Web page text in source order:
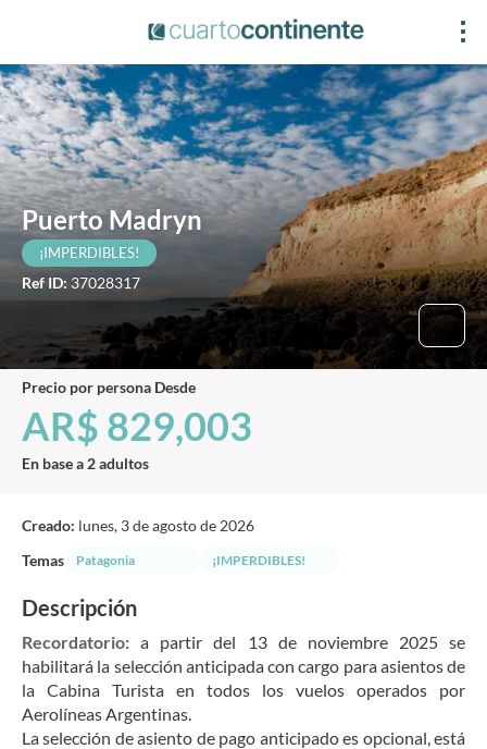
Puerto Madryn
¡IMPERDIBLES!
Ref ID: 37028317
precio por persona Desde
AR$ 829,003
En base a 2 adultos
Creado: lunes, 3 de agosto de 2026
Temas
Patagonia ¡IMPERDIBLES!
Descripción
Recordatorio: a partir del 13 de noviembre 2025 se
habilitará la selección anticipada con cargo para asientos de
la Cabina Turista en todos los vuelos operados por
Aerolíneas Argentinas.
La selección de asiento de pago anticipado es opcional, está